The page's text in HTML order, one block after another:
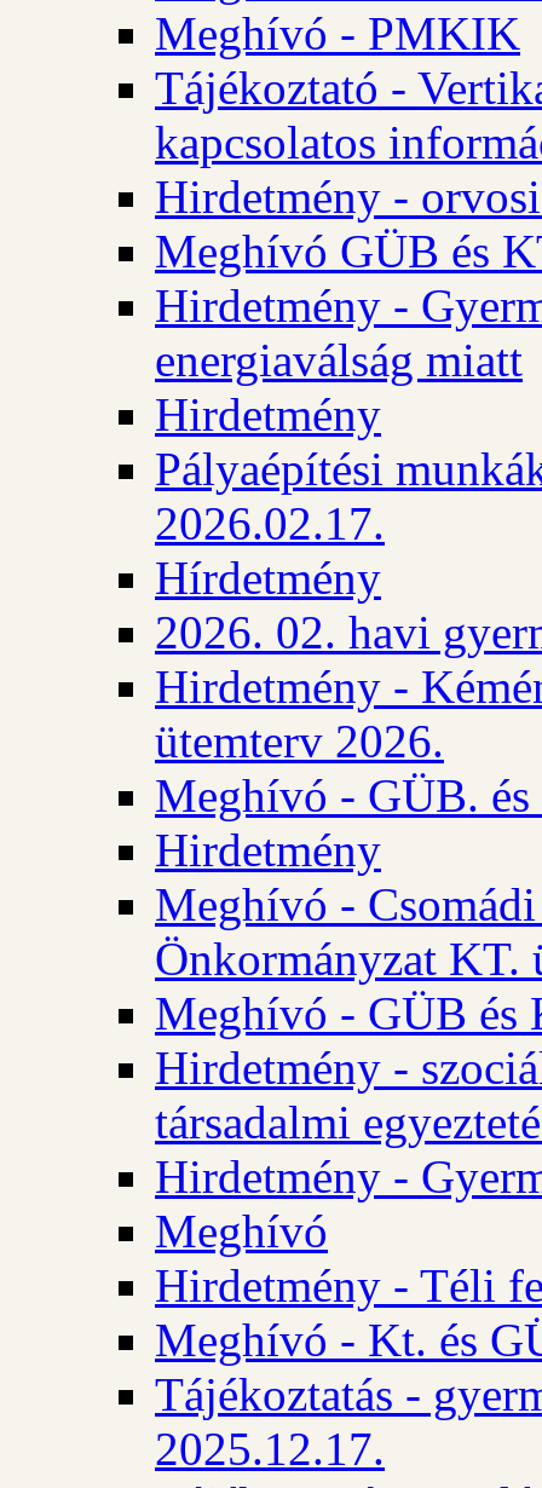
Meghívó - PMKIK
Tájékoztató -
kapcsolatos
Hirdetmény -
Meghívó GÜB és
Hirdetmény -
energiaválság miatt
Hirdetmény
Pályaépítési
2026.02.17.
Hírdetmény
2026. 02. havi
Hirdetmény -
ütemterv 2026.
Meghívó - GÜB.
Hirdetmény
Meghívó -
Önkormányzat KT.
Meghívó - GÜB és
Hirdetmény -
társadalmi
Hirdetmény -
Meghívó
Hirdetmény - Téli
Meghívó - Kt. és
Tájékoztatás -
2025.12.17.